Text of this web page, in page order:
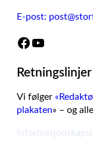
E-post:
Facebook YouTube
Retningslinjer
Vi følger
plakaten» – og